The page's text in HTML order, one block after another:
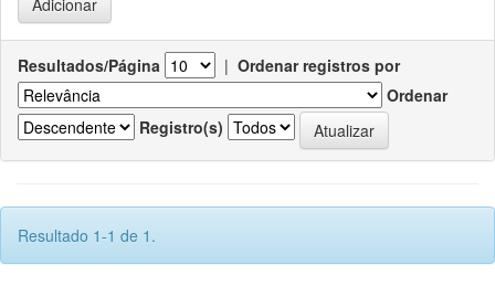
Resultados/Página | Ordenar registros por
Ordenar
Registro(s)
Resultado 1-1 de 1.